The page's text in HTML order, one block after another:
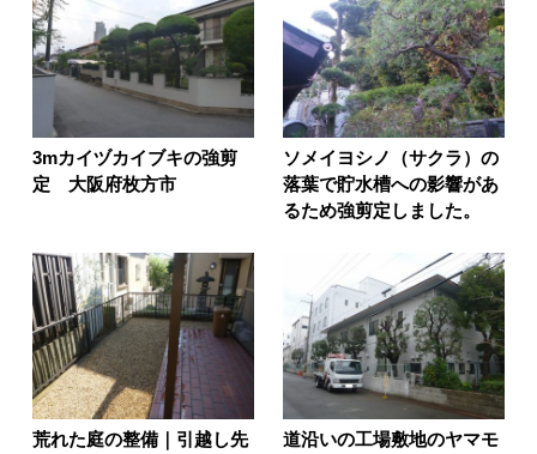
3mカイヅカイブキの強剪
定 大阪府枚方市
ソメイヨシノ（サクラ）の
落葉で貯水槽への影響があ
るため強剪定しました。
荒れた庭の整備｜引越し先
道沿いの工場敷地のヤマモ